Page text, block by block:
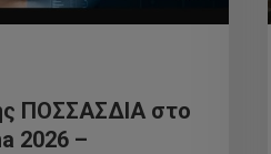
ΠΟΣΣΑΣΔΙΑ στο
2026 –